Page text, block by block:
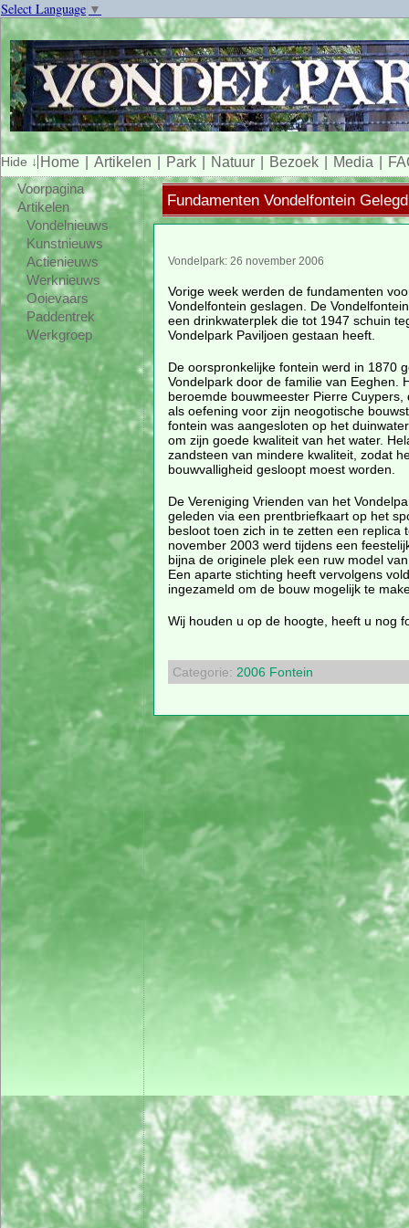
Select Language ▼
Home Artikelen Park Natuur Bezoek Media
Voorpagina
Artikelen
Vondelnieuws
Kunstnieuws
Actienieuws
Werknieuws
Ooievaars
Paddentrek
Werkgroep
Fundamenten Vondelfontein Gelegd
Vondelpark: 26 november 2006
Vorige week werden de fundamenten
Vondelfontein geslagen. De
een drinkwaterplek die tot 1947 schuin
Vondelpark Paviljoen gestaan heeft.
De oorspronkelijke fontein werd in 1870
Vondelpark door de familie van Eeghen.
beroemde bouwmeester Pierre Cuypers,
als oefening voor zijn neogotische
fontein was aangesloten op het
om zijn goede kwaliteit van het water.
zandsteen van mindere kwaliteit, zodat
bouwvalligheid gesloopt moest worden.
De Vereniging Vrienden van het
geleden via een prentbriefkaart op het
besloot toen zich in te zetten een replica
november 2003 werd tijdens een
bijna de originele plek een ruw model
Een aparte stichting heeft vervolgens
ingezameld om de bouw mogelijk te
Wij houden u op de hoogte, heeft u nog
Categorie: 2006 Fontein